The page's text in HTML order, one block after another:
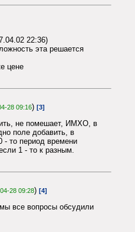
22:36)
эта решается
цене
28 09:16) [3]
не помешает, ИМХО, в
поле добавить, в
- то период времени
1 - то к разным.
28 09:28) [4]
все вопросы обсудили